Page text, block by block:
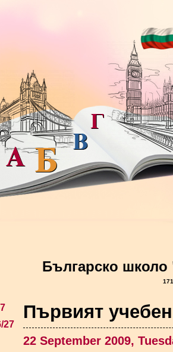
Българско
27
Първият
22 September 2009,